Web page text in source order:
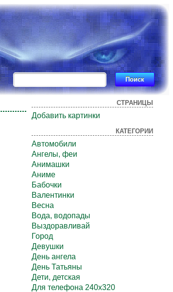
СТРАНИЦЫ
Добавить картинки
КАТЕГОРИИ
Автомобили
Ангелы, феи
Анимашки
Аниме
Бабочки
Валентинки
Весна
Вода, водопады
Выздоравливай
Город
Девушки
День ангела
День Татьяны
Дети, детская
Для телефона 240х320